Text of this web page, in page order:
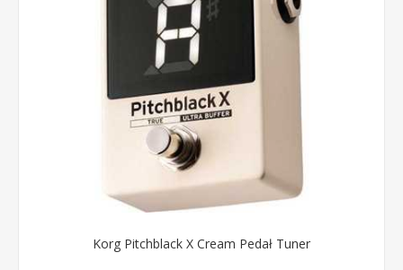
Korg Pitchblack X Cream Pedał Tuner